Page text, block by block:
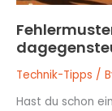
Technik-Tipps /
Hast du schon